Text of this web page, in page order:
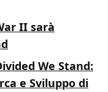
II sarà
We Stand:
e Sviluppo di